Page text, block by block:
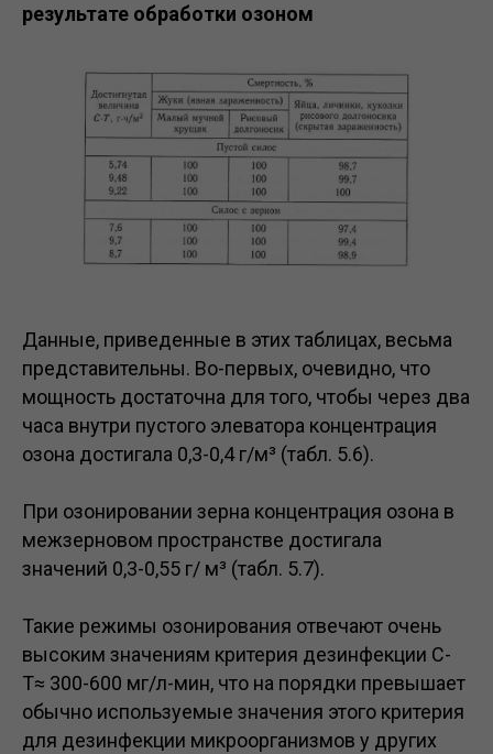
результате обработки озоном
Данные, приведенные в этих таблицах, весьма
представительны. Во-первых, очевидно, что
мощность достаточна для того, чтобы через два
часа внутри пустого элеватора концентрация
озона достигала 0,3-0,4 г/м³ (табл. 5.6).
При озонировании зерна концентрация озона в
межзерновом пространстве достигала
значений 0,3-0,55 г/ м³ (табл. 5.7).
Такие режимы озонирования отвечают очень
высоким значениям критерия дезинфекции С-
Т≈ 300-600 мг/л-мин, что на порядки превышает
обычно используемые значения этого критерия
для дезинфекции микроорганизмов у других